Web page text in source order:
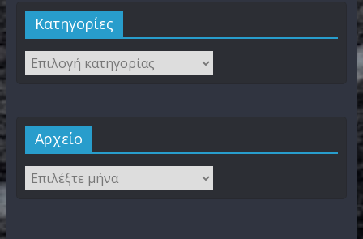
Kατηγορίες
Αρχείο